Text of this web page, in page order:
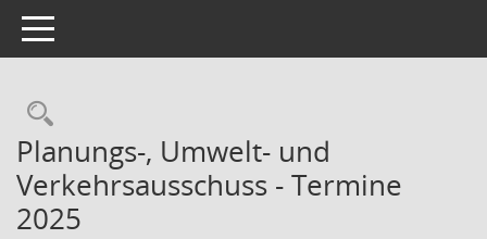
Toggle navigation
Rechercheauswahl
Planungs-, Umwelt- und
Verkehrsausschuss - Termine
2025